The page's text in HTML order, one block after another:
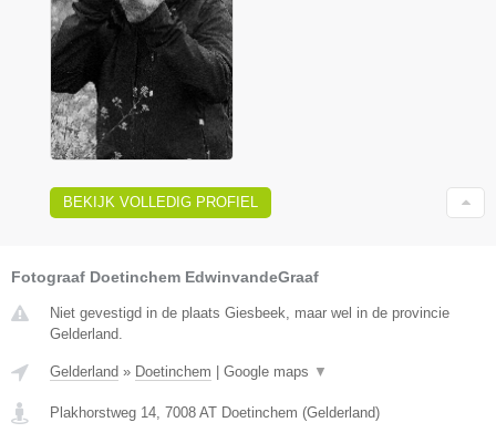
BEKIJK VOLLEDIG PROFIEL
Fotograaf Doetinchem EdwinvandeGraaf
Niet gevestigd in de plaats Giesbeek, maar wel in de provincie
Gelderland.
Gelderland » Doetinchem Google maps ▼
Plakhorstweg 14 7008 AT Doetinchem (Gelderland)